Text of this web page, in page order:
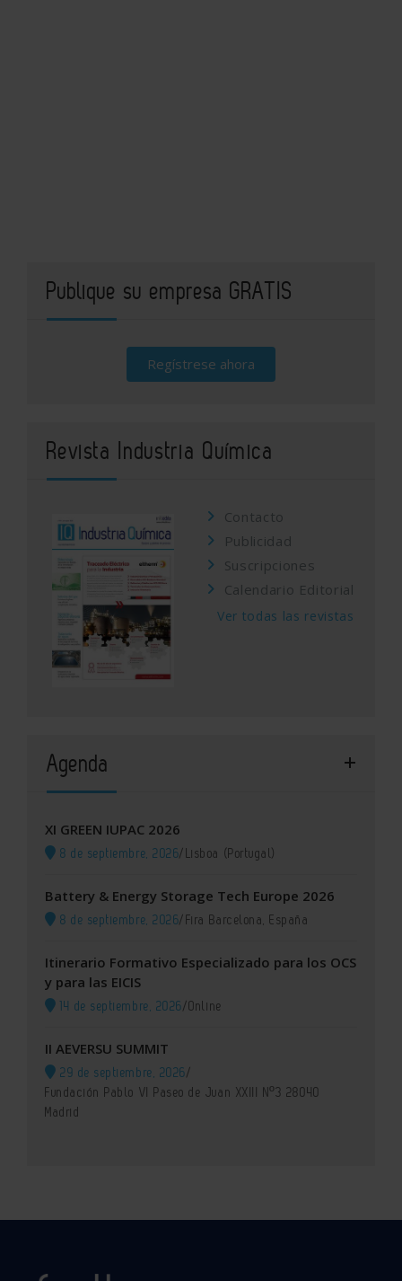
Publique su empresa GRATIS
Regístrese ahora
Revista Industria Química
Contacto
Publicidad
Suscripciones
Calendario Editorial
Ver todas las revistas
Agenda
XI GREEN IUPAC 2026
8 de septiembre, 2026/Lisboa (Portugal)
Battery & Energy Storage Tech Europe 2026
8 de septiembre, 2026/Fira Barcelona, España
Itinerario Formativo Especializado para los OCS
y para las EICIS
14 de septiembre, 2026/Online
II AEVERSU SUMMIT
29 de septiembre, 2026/
Fundación Pablo VI Paseo de Juan XXIII Nº3 28040
Madrid